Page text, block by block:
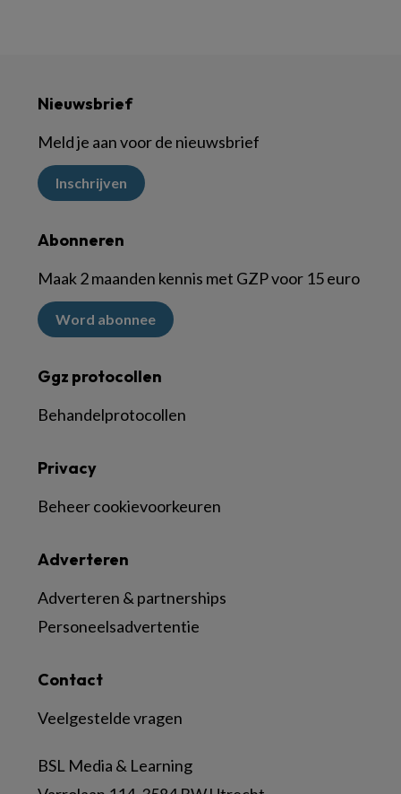
Nieuwsbrief
Meld je aan voor de nieuwsbrief
Inschrijven
Abonneren
Maak 2 maanden kennis met GZP voor 15 euro
Word abonnee
Ggz protocollen
Behandelprotocollen
Contact
Veelgestelde vragen
BSL Media & Learning
Adverteren
Adverteren & partnerships
Personeelsadvertentie
Privacy
Beheer cookievoorkeuren